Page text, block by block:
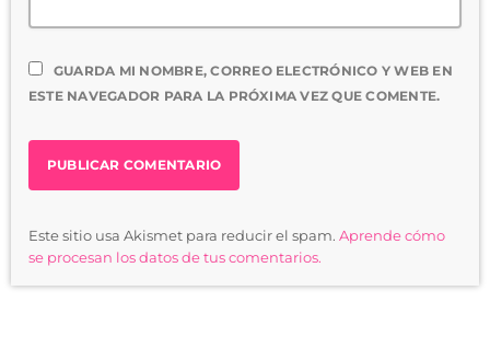
GUARDA MI NOMBRE, CORREO ELECTRÓNICO Y WEB EN
ESTE NAVEGADOR PARA LA PRÓXIMA VEZ QUE COMENTE.
Este sitio usa Akismet para reducir el spam. Aprende cómo
se procesan los datos de tus comentarios.